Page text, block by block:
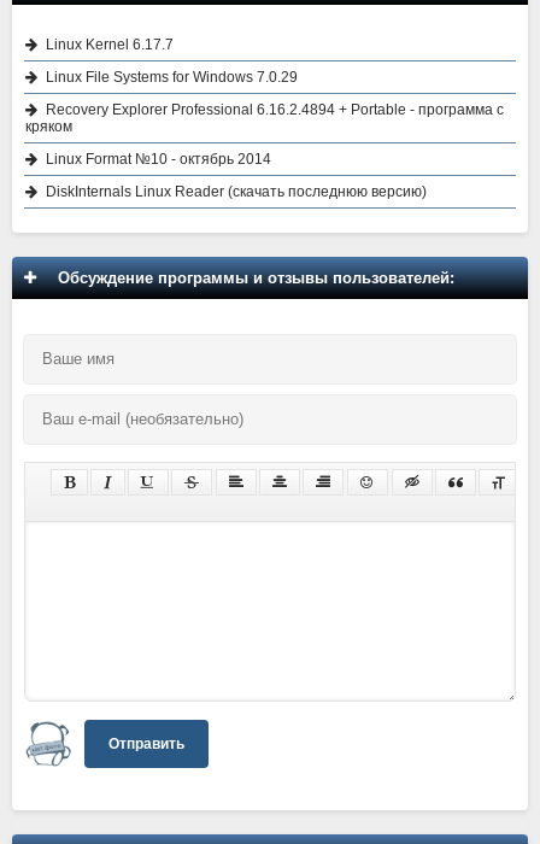
Linux Kernel 6.17.7
Linux File Systems for Windows 7.0.29
Recovery Explorer Professional 6.16.2.4894 + Portable - программа с
кряком
Linux Format №10 - октябрь 2014
DiskInternals Linux Reader (скачать последнюю версию)
Обсуждение программы и отзывы пользователей:
Отправить